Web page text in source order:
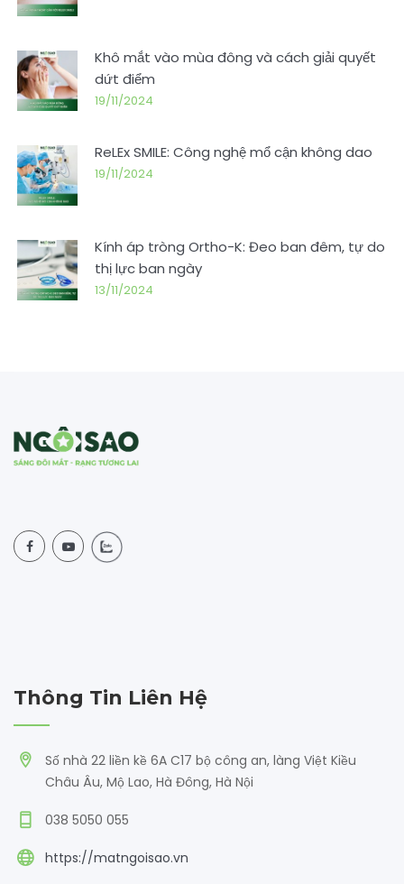
Khô mắt vào mùa đông và cách giải quyết
dứt điểm
19/11/2024
ReLEx SMILE: Công nghệ mổ cận không dao
19/11/2024
Kính áp tròng Ortho-K: Đeo ban đêm, tự do
thị lực ban ngày
13/11/2024
Thông Tin Liên Hệ
Số nhà 22 liền kề 6A C17 bộ công an, làng Việt Kiều
Châu Âu, Mộ Lao, Hà Đông, Hà Nội
038 5050 055
https://matngoisao.vn